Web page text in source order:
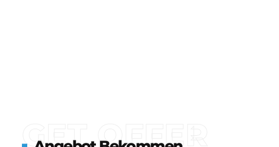
GET OFFER